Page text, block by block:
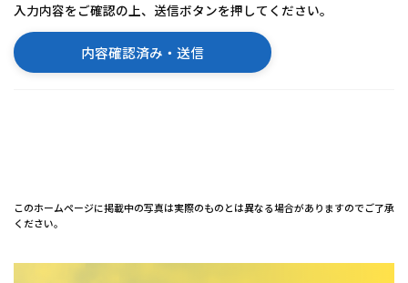
入力内容をご確認の上、送信ボタンを押してください。
このホームページに掲載中の写真は実際のものとは異なる場合がありますのでご了承
ください。